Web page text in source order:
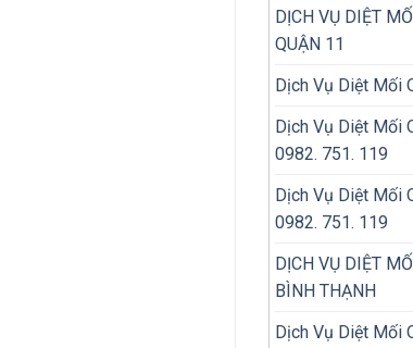
DỊCH VỤ DIỆT
QUẬN 11
Dịch Vụ Diệt Mối
Dịch Vụ Diệt Mối
0982. 751. 119
Dịch Vụ Diệt Mối
0982. 751. 119
DỊCH VỤ DIỆT
BÌNH THẠNH
Dịch Vụ Diệt Mối